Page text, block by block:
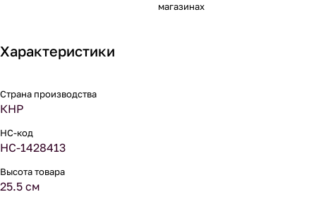
магазинах
Характеристики
Страна производства
КНР
НС-код
НС-1428413
Высота товара
25.5 см